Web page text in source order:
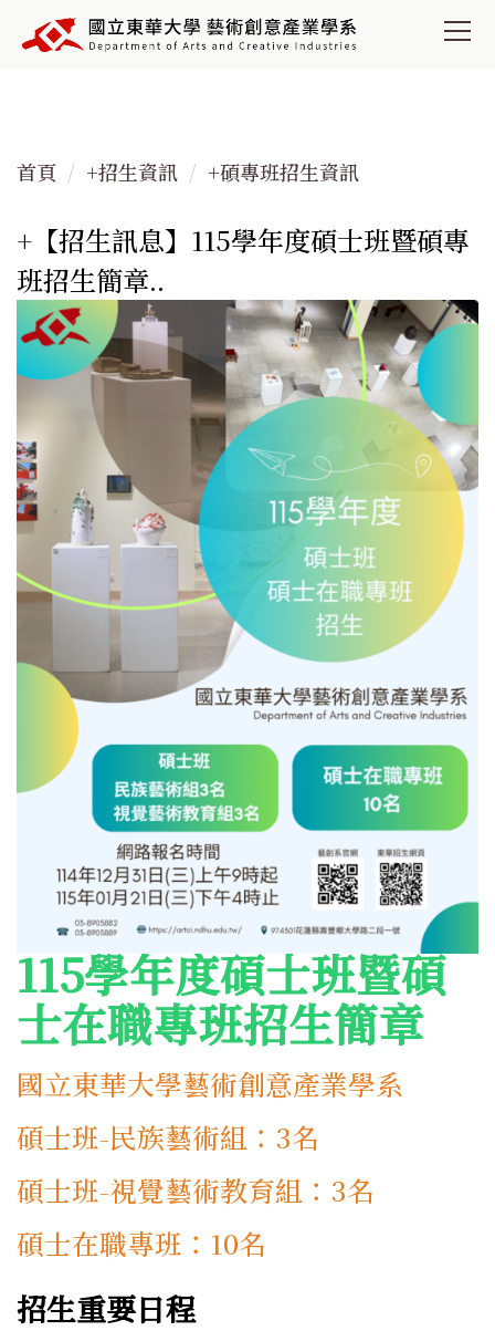
到
容
首頁 +招生資訊 +碩專班招生資訊
+【招生訊息】115學年度碩士班暨碩專
班招生簡章..
115學年度碩士班暨碩
士在職專班招生簡章
國立東華大學藝術創意產業學系
碩士班-民族藝術組：3名
碩士班-視覺藝術教育組：3名
碩士在職專班：10名
招生重要日程